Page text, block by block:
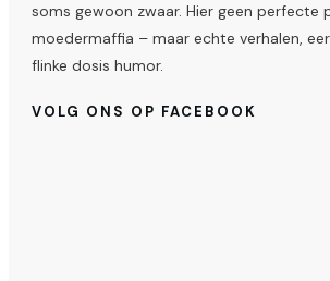
soms gewoon zwaar. Hier geen perfecte
moedermaffia – maar echte verhalen,
flinke dosis humor.
VOLG ONS OP FACEBOOK